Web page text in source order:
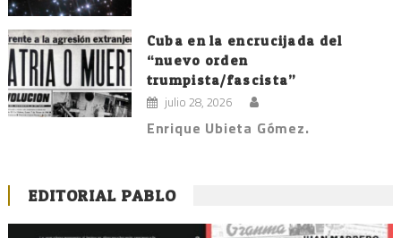
Cuba en la encrucijada del
“nuevo orden
trumpista/fascista”
julio 28, 2026
Enrique Ubieta Gómez.
EDITORIAL PABLO